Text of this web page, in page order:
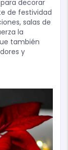
decorar
de festividad
salas de
la
también
y